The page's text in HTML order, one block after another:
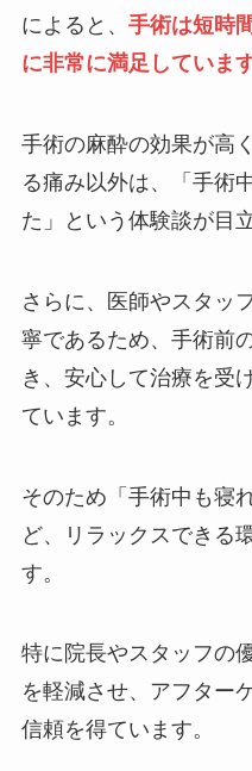
によると、 手術は短時
に非常に満足しています
手術の麻酔の効果が高
る痛み以外は、「手術
た」という体験談が目
さらに、医師やスタッ
寧であるため、手術前
き、安心して治療を受
ています。
そのため「手術中も寝
ど、リラックスできる
す。
特に院長やスタッフの
を軽減させ、アフター
信頼を得ています。